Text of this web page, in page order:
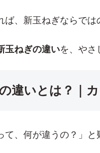
ば、新玉ねぎならで
玉ねぎの違いを、やさ
違いとは？｜
て、何が違うの？」